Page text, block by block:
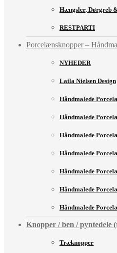
Hængsler, Dørgreb
RESTPARTI
Porcelænsknopper –
NYHEDER
Laila Nielsen Design
Håndmalede
Håndmalede
Håndmalede
Håndmalede
Håndmalede
Håndmalede
Håndmalede
Knopper / ben / pyntedele
Træknopper